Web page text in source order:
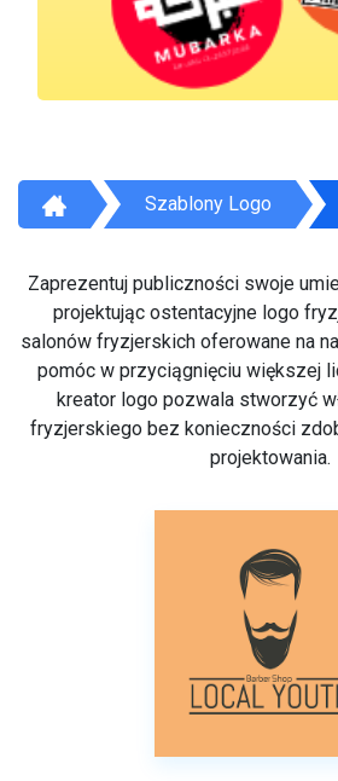
Szablony Logo
Zaprezentuj publiczności swoje
projektując ostentacyjne logo
salonów fryzjerskich oferowane na
pomóc w przyciągnięciu większej
kreator logo pozwala stworzyć
fryzjerskiego bez konieczności
projektowania.